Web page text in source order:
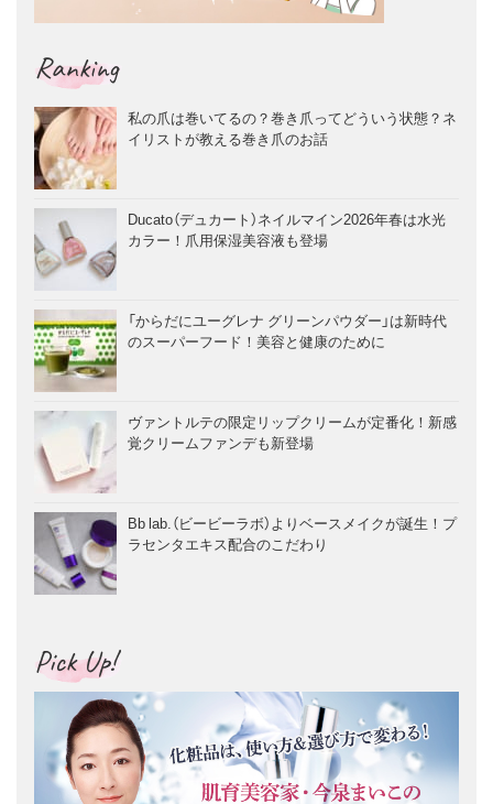
Ranking
私の爪は巻いてるの？巻き爪ってどういう状態？ネ
イリストが教える巻き爪のお話
Ducato（デュカート）ネイルマイン2026年春は水光
カラー！爪用保湿美容液も登場
「からだにユーグレナ グリーンパウダー」は新時代
のスーパーフード！美容と健康のために
ヴァントルテの限定リップクリームが定番化！新感
覚クリームファンデも新登場
Bb lab.（ビービーラボ）よりベースメイクが誕生！プ
ラセンタエキス配合のこだわり
Pick Up!